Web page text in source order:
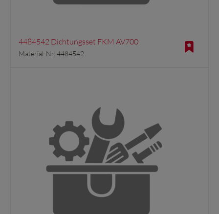
4484542 Dichtungsset FKM AV700
Material-Nr. 4484542